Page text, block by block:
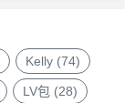
Kelly (74)
LV包 (28)